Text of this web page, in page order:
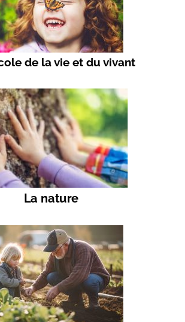
de la vie et du vivant
La nature